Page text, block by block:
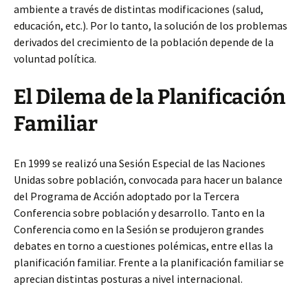
ambiente a través de distintas modificaciones (salud,
educación, etc.). Por lo tanto, la solución de los problemas
derivados del crecimiento de la población depende de la
voluntad política.
El Dilema de la Planificación
Familiar
En 1999 se realizó una Sesión Especial de las Naciones
Unidas sobre población, convocada para hacer un balance
del Programa de Acción adoptado por la Tercera
Conferencia sobre población y desarrollo. Tanto en la
Conferencia como en la Sesión se produjeron grandes
debates en torno a cuestiones polémicas, entre ellas la
planificación familiar. Frente a la planificación familiar se
aprecian distintas posturas a nivel internacional.